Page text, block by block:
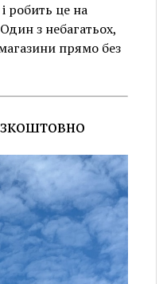
робить це на
з небагатьох,
прямо без